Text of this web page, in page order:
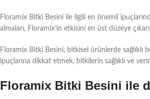
Floramix Bitki Besini ile ilgili en önemli
almaları, Floramix’in etkisini en üst düzeye
Floramix Bitki Besini, bitkisel ürünlerde sağlıklı
ipuçlarına dikkat etmek, bitkilerin sağlıklı ve
Floramix Bitki Besini ile